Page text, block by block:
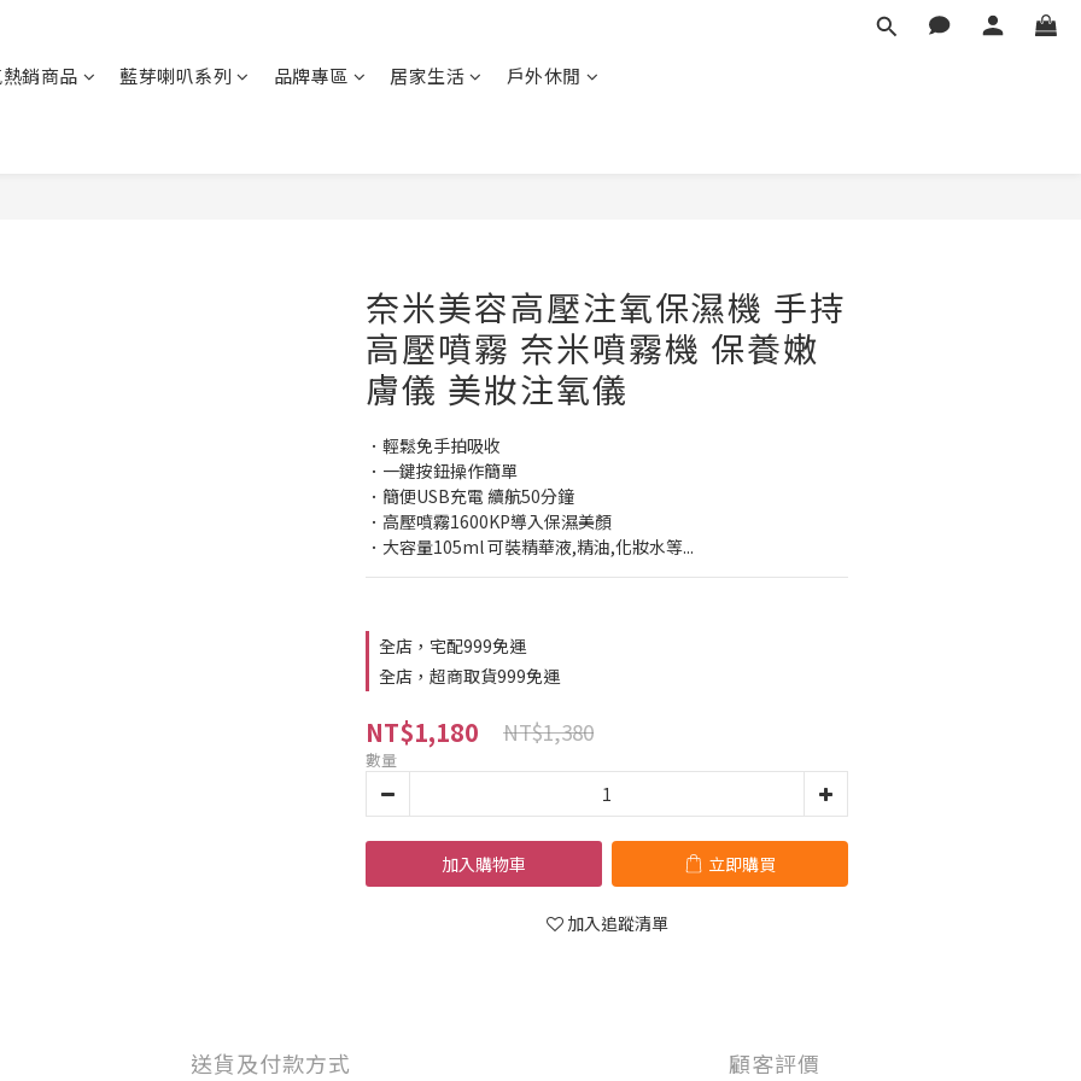
銷商品 藍芽喇叭系列 品牌專區 居家生活 戶外休閒
奈米美容高壓注氧保濕機 手持
高壓噴霧 奈米噴霧機 保養嫩
膚儀 美妝注氧儀
．輕鬆免手拍吸收
．一鍵按鈕操作簡單
．簡便USB充電 續航50分鐘
．高壓噴霧1600KP導入保濕美顏
．大容量105ml 可裝精華液,精油,化妝水等...
全店，宅配999免運
全店，超商取貨999免運
NT$1,180 NT$1,380
數量
加入購物車 立即購買
加入追蹤清單
送貨及付款方式 顧客評價